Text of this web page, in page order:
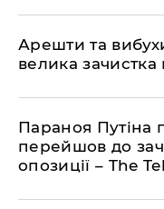
Арешти та
велика
Параноя Путіна
перейшов до
опозиції – The